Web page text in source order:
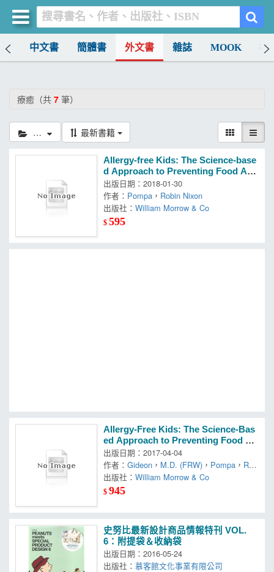
中文書 簡體書 外文書 雜誌 MOOK 找
療癒（共 7 筆）
療癒 最新書籍
Allergy-free Kids: The Science-base
d Approach to Preventing Food Alle
rgies
出版日期：2018-01-30
作者： Pompa ， Robin Nixon
出版社：William Morrow & Co
$595
Allergy-Free Kids: The Science-Bas
ed Approach to Preventing Food All
ergies
出版日期：2017-04-04
作者：Gideon ， M.D. (FRW) ， Pompa ， Rob
in Nixon/ Lack
出版社：William Morrow & Co
$945
史努比最新設計商品情報特刊 VOL.
6：附提袋＆收納袋
出版日期：2016-05-24
出版社：慕客館文化事業有限公司
買書網
書店暢銷榜
簡體書
外文書